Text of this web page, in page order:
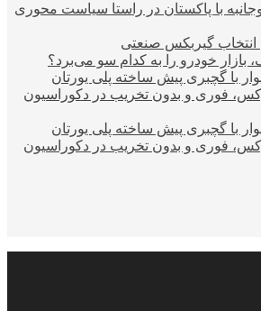
با پاکستان در راستا سیاست محوری
گیربکس صنعتی
بازار خودرو را به کدام سو می‌برد؟
با گچبری پیش ساخته پلی یورتان
فوری و بدون تخریب در دکوراسیون
با گچبری پیش ساخته پلی یورتان
فوری و بدون تخریب در دکوراسیون